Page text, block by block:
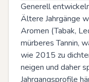
Generell
Ältere Jahrgänge
Aromen (Tabak,
mürberes Tannin,
wie 2015 zu
neigen und daher
Jahrgangsprofile